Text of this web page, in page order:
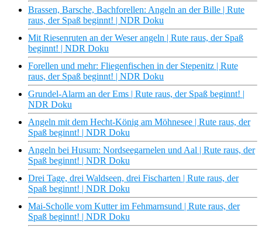
Brassen, Barsche, Bachforellen: Angeln an der Bille | Rute
raus, der Spaß beginnt! | NDR Doku
Mit Riesenruten an der Weser angeln | Rute raus, der Spaß
beginnt! | NDR Doku
Forellen und mehr: Fliegenfischen in der Stepenitz | Rute
raus, der Spaß beginnt! | NDR Doku
Grundel-Alarm an der Ems | Rute raus, der Spaß beginnt! |
NDR Doku
Angeln mit dem Hecht-König am Möhnesee | Rute raus, der
Spaß beginnt! | NDR Doku
Angeln bei Husum: Nordseegarnelen und Aal | Rute raus, der
Spaß beginnt! | NDR Doku
Drei Tage, drei Waldseen, drei Fischarten | Rute raus, der
Spaß beginnt! | NDR Doku
Mai-Scholle vom Kutter im Fehmarnsund | Rute raus, der
Spaß beginnt! | NDR Doku